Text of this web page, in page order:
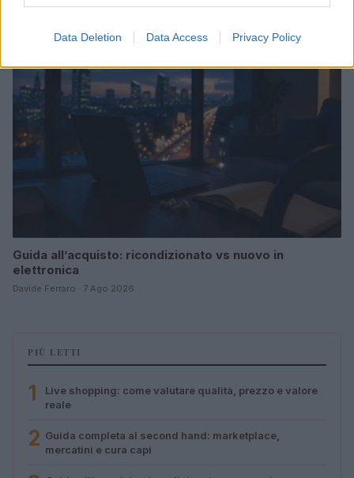
Data Deletion Data Access Privacy Policy
GUIDE SHOPPING
Guida all’acquisto: ricondizionato vs nuovo in
elettronica
Davide Ferraro · 7 Ago 2026
PIÙ LETTI
1
Live shopping: come valutare qualità, prezzo e valore
reale
2 Guida completa al second hand: marketplace,
mercatini e cura capi